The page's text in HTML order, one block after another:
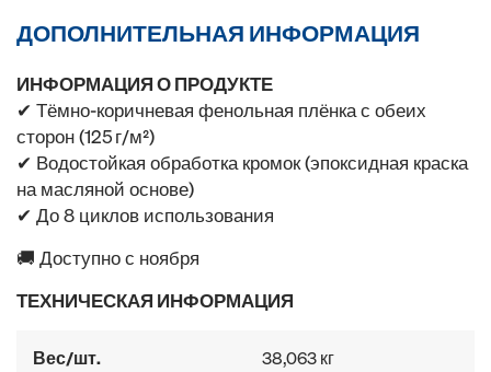
ДОПОЛНИТЕЛЬНАЯ ИНФОРМАЦИЯ
ИНФОРМАЦИЯ О ПРОДУКТЕ
✔ Тёмно-коричневая фенольная плёнка с обеих
сторон (125 г/м²)
✔ Водостойкая обработка кромок (эпоксидная краска
на масляной основе)
✔ До 8 циклов использования
🚚 Доступно с ноября
ТЕХНИЧЕСКАЯ ИНФОРМАЦИЯ
Вес/шт. 38,063 кг